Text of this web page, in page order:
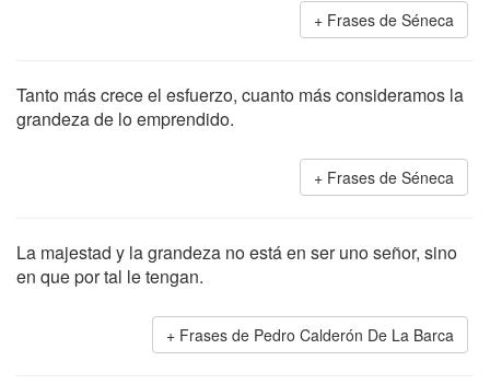
Frases de Séneca
Tanto más crece el esfuerzo, cuanto más consideramos la
grandeza de lo emprendido.
Frases de Séneca
La majestad y la grandeza no está en ser uno señor, sino
en que por tal le tengan.
Frases de Pedro Calderón De La Barca